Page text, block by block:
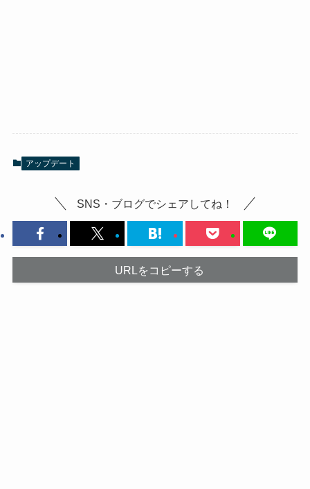
アップデート
SNS・ブログでシェアしてね！
URLをコピーする